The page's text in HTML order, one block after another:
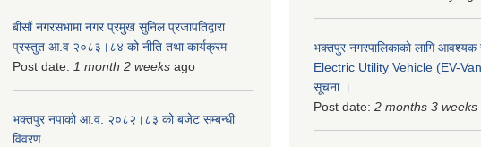
बीसौं नगरसभामा नगर प्रमुख सुनिल प्रजापतिद्वारा
प्रस्तुत आ.व‍ २०८३।८४ को नीति तथा कार्यक्रम
Post date: 1 month 2 weeks ago
भक्तपुर नपाको आ.व. २०८२।८३ को बजेट सम्बन्धी
विवरण
भक्तपुर नगरपालिकाकाे लागि आवश्यक
Electric Utility Vehicle (EV-
सूचना ।
Post date: 2 months 3 weeks